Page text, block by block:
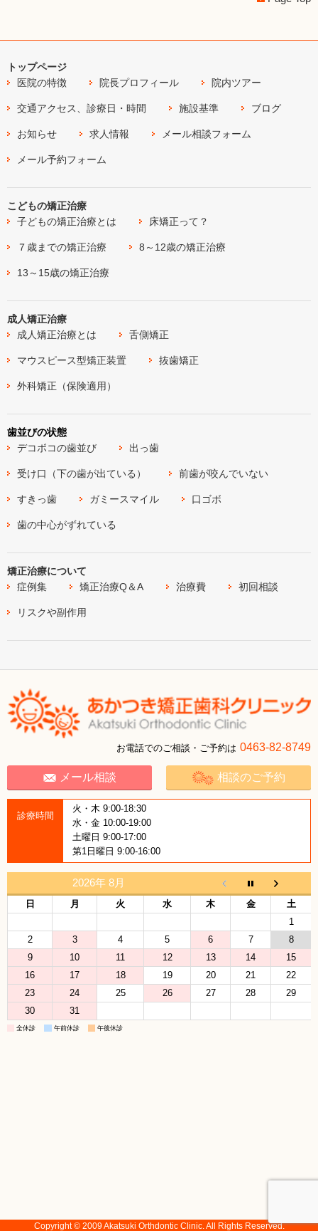
トップページ
医院の特徴
院長プロフィール 院内ツアー
交通アクセス、診療日・時間 施設基準 ブログ
お知らせ 求人情報 メール相談フォーム
メール予約フォーム
こどもの矯正治療
子どもの矯正治療とは
床矯正って？
７歳までの矯正治療 8～12歳の矯正治療
13～15歳の矯正治療
成人矯正治療
成人矯正治療とは
舌側矯正
マウスピース型矯正装置 抜歯矯正
外科矯正（保険適用）
歯並びの状態
デコボコの歯並び
出っ歯
受け口（下の歯が出ている） 前歯が咬んでいない
すきっ歯 ガミースマイル 口ゴボ
歯の中心がずれている
矯正治療について
症例集
矯正治療Q＆A 治療費 初回相談
リスクや副作用
お電話でのご相談・ご予約は 0463-82-8749
メール相談 相談のご予約
診療時間
火・木 9:00-18:30
水・金 10:00-19:00
土曜日 9:00-17:00
第1日曜日 9:00-16:00
2026年 8月
日 月 火 水 木 金
土
1
2
3 4 5 6 7
8
9
10 11 12 13 14
15
16
17 18 19 20 21
22
23
24 25 26 27 28
29
30
31
全休診 午前休診 午後休診
Copyright © 2009 Akatsuki Orthdontic Clinic. All Rights Reserved.